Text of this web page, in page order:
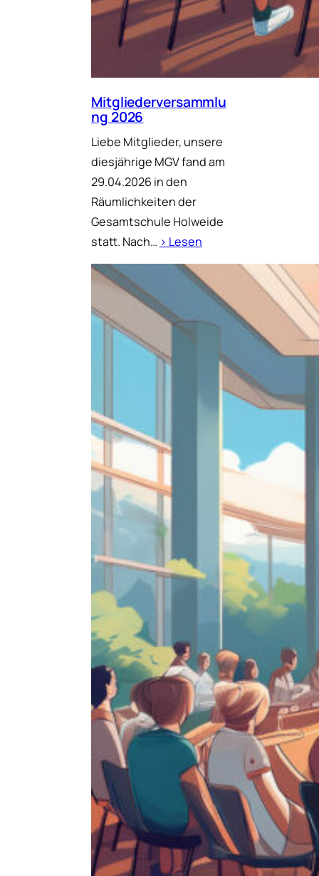
Mitgliederversammlu
ng 2026
Liebe Mitglieder, unsere
diesjährige MGV fand am
29.04.2026 in den
Räumlichkeiten der
Gesamtschule Holweide
statt. Nach… › Lesen